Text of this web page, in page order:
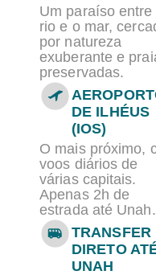
Um paraíso entre
rio e o mar,
por natureza
exuberante e
preservadas.
DE ILHÉUS
(IOS)
O mais próximo,
voos diários de
várias capitais.
Apenas 2h de
estrada até Unah.
TRANSFER
DIRETO
UNAH